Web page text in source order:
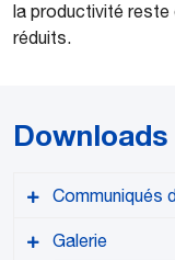
la productivité
réduits.
Downloads
Communiqués
Galerie